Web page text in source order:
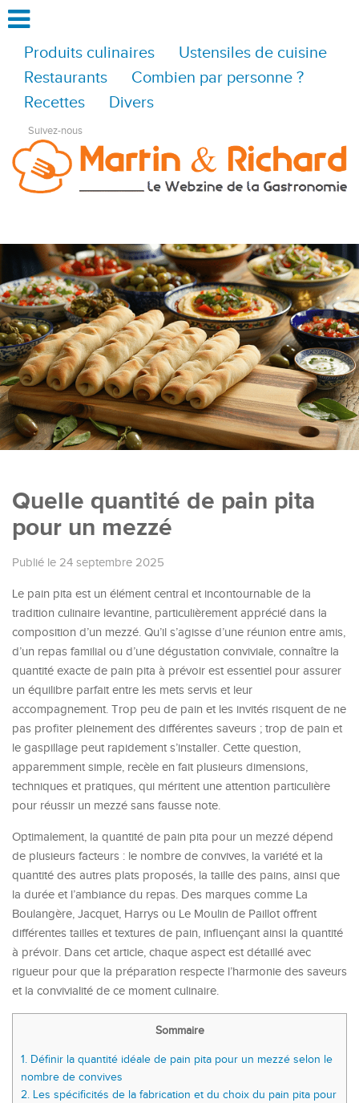
Produits culinaires
Ustensiles de cuisine
Restaurants
Combien par personne ?
Recettes
Divers
Suivez-nous
Quelle quantité de pain pita
pour un mezzé
Publié le 24 septembre 2025
Le pain pita est un élément central et incontournable de la
tradition culinaire levantine, particulièrement apprécié dans la
composition d’un mezzé. Qu’il s’agisse d’une réunion entre amis,
d’un repas familial ou d’une dégustation conviviale, connaître la
quantité exacte de pain pita à prévoir est essentiel pour assurer
un équilibre parfait entre les mets servis et leur
accompagnement. Trop peu de pain et les invités risquent de ne
pas profiter pleinement des différentes saveurs ; trop de pain et
le gaspillage peut rapidement s’installer. Cette question,
apparemment simple, recèle en fait plusieurs dimensions,
techniques et pratiques, qui méritent une attention particulière
pour réussir un mezzé sans fausse note.
Optimalement, la quantité de pain pita pour un mezzé dépend
de plusieurs facteurs : le nombre de convives, la variété et la
quantité des autres plats proposés, la taille des pains, ainsi que
la durée et l’ambiance du repas. Des marques comme La
Boulangère, Jacquet, Harrys ou Le Moulin de Paillot offrent
différentes tailles et textures de pain, influençant ainsi la quantité
à prévoir. Dans cet article, chaque aspect est détaillé avec
rigueur pour que la préparation respecte l’harmonie des saveurs
et la convivialité de ce moment culinaire.
Sommaire
1. Définir la quantité idéale de pain pita pour un mezzé selon le
nombre de convives
2. Les spécificités de la fabrication et du choix du pain pita pour